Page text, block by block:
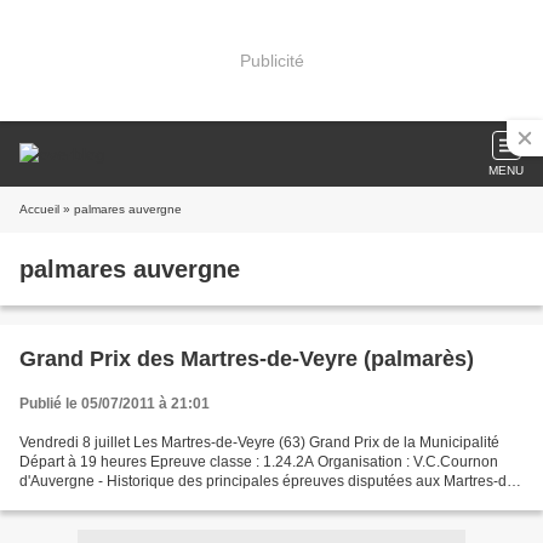
Publicité
MENU
Accueil » palmares auvergne
palmares auvergne
Grand Prix des Martres-de-Veyre (palmarès)
Publié le 05/07/2011 à 21:01
Vendredi 8 juillet Les Martres-de-Veyre (63) Grand Prix de la Municipalité
Départ à 19 heures Epreuve classe : 1.24.2A Organisation : V.C.Cournon
d'Auvergne - Historique des principales épreuves disputées aux Martres-de-